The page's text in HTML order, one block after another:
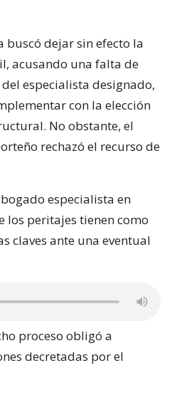
buscó dejar sin efecto la
acusando una falta de
especialista designado,
con la elección
No obstante, el
rechazó el recurso de
especialista en
los peritajes tienen como
claves ante una eventual
proceso obligó a
decretadas por el